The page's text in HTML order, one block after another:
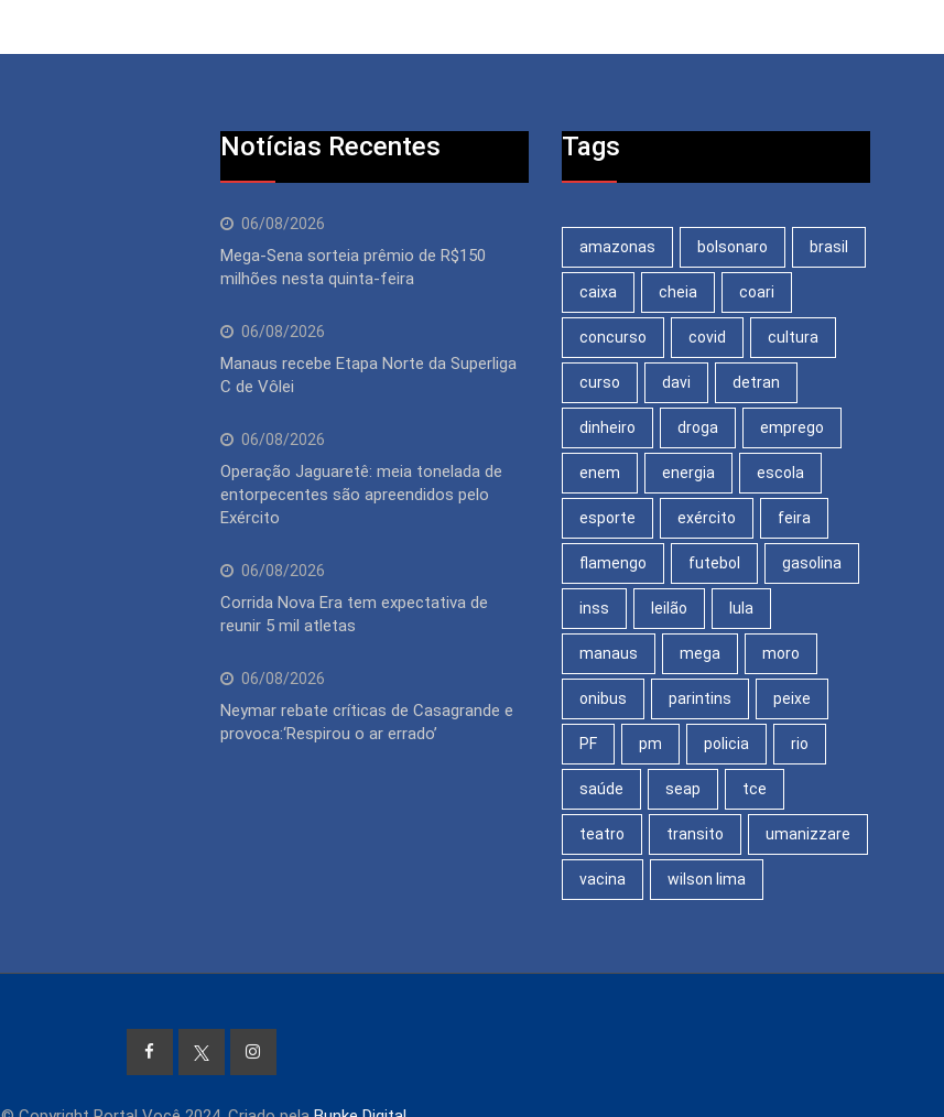
Notícias Recentes
06/08/2026
Mega-Sena sorteia prêmio de R$150
milhões nesta quinta-feira
06/08/2026
Manaus recebe Etapa Norte da Superliga
C de Vôlei
06/08/2026
Operação Jaguaretê: meia tonelada de
entorpecentes são apreendidos pelo
Exército
06/08/2026
Corrida Nova Era tem expectativa de
reunir 5 mil atletas
06/08/2026
Neymar rebate críticas de Casagrande e
provoca:‘Respirou o ar errado’
Tags
amazonas bolsonaro brasil
caixa cheia coari
concurso covid cultura
curso davi detran
dinheiro droga emprego
enem energia escola
esporte exército feira
flamengo futebol gasolina
inss leilão lula
manaus mega moro
onibus parintins peixe
PF pm policia rio
saúde seap tce
teatro transito umanizzare
vacina wilson lima